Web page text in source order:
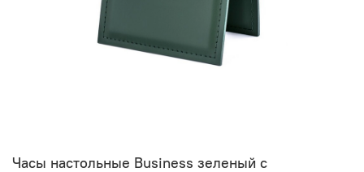
Часы настольные Business зеленый с